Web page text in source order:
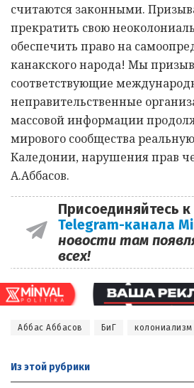
считаются законными.
прекратить свою
обеспечить право на
канакского народа! Мы
соответствующие
неправительственные
массовой информации
мирового сообщества
Каледонии, нарушения прав
А.Аббасов.
Присоединяйтесь
Telegram-канала
новости там
всех!
Аббас Аббасов БиГ колониализм
Из этой рубрики